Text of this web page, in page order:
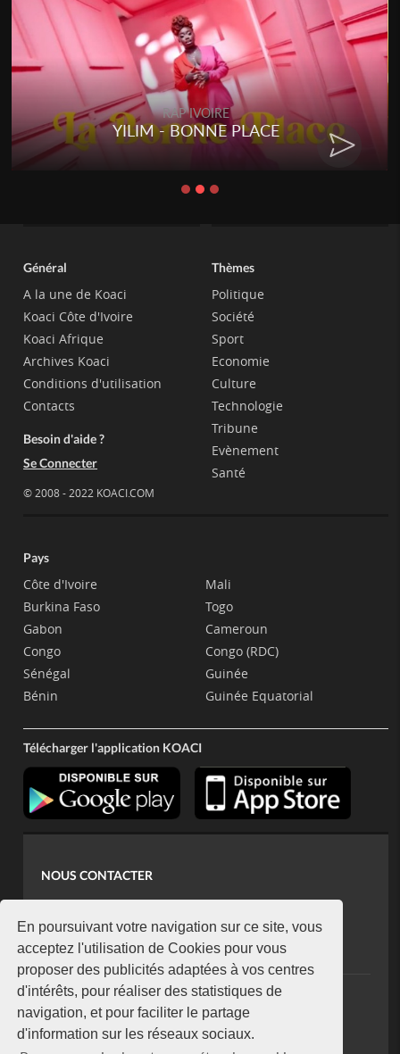
En poursuivant votre navigation sur ce site, vous
acceptez l'utilisation de Cookies pour vous
proposer des publicités adaptées à vos centres
d'intérêts, pour réaliser des statistiques de
navigation, et pour faciliter le partage
d'information sur les réseaux sociaux.
RAP IVOIRE
YILIM - BONNE PLACE
Général
A la une de Koaci
Koaci Côte d'Ivoire
Koaci Afrique
Archives Koaci
Conditions d'utilisation
Contacts
Besoin d'aide ?
Se Connecter
© 2008 - 2022 KOACI.COM
Thèmes
Politique
Société
Sport
Economie
Culture
Technologie
Tribune
Evènement
Santé
Pays
Côte d'Ivoire
Burkina Faso
Gabon
Congo
Sénégal
Bénin
Mali
Togo
Cameroun
Congo (RDC)
Guinée
Guinée Equatorial
Télécharger l'application KOACI
NOUS CONTACTER
koaci@yahoo.fr
+225 07 08 85 52 93
NEWSLETTER
Restez connecté via notre newsletter